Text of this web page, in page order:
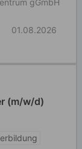
gGmbH
01.08.2026
(m/w/d)